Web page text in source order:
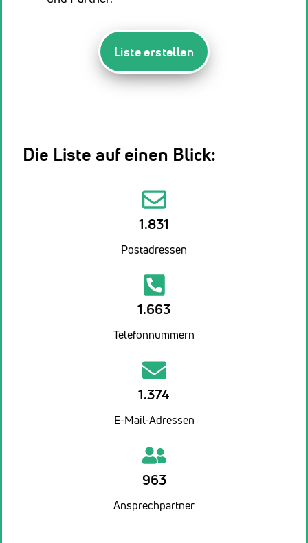
Liste erstellen
Die Liste auf einen Blick:
1.831
Postadressen
1.663
Telefonnummern
1.374
E-Mail-Adressen
963
Ansprechpartner